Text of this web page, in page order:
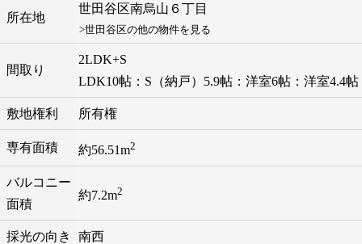
所在地
世田谷区南烏山 ６丁目
>世田谷区の他の物件を見る
間取り
2LDK+S
LDK10帖：S（納戸）5.9帖：洋室6帖：洋室4.4帖
敷地権利 所有権
専有面積 約56.51m2
バルコニー
面積
約7.2m2
採光の向き 南西